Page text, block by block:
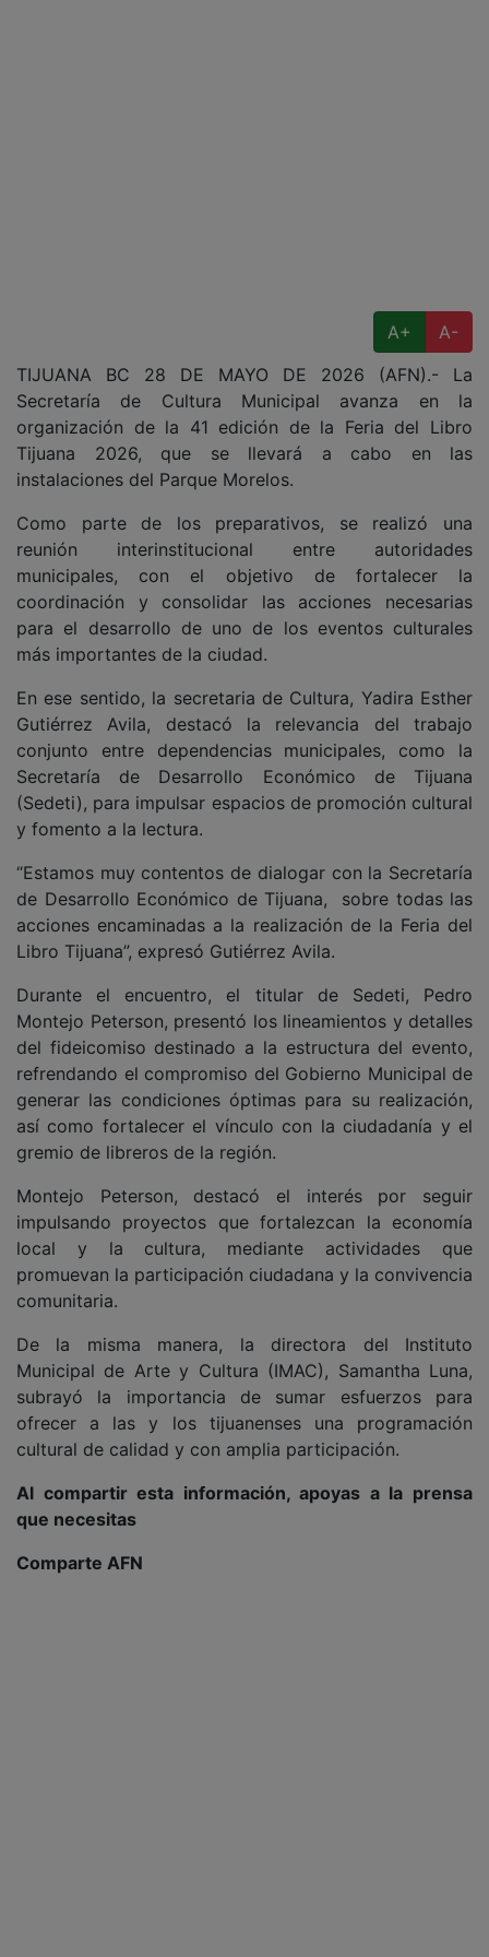
A+
A-
TIJUANA BC 28 DE MAYO DE 2026 (AFN).- La
Secretaría de Cultura Municipal avanza en la
organización de la 41 edición de la Feria del Libro
Tijuana 2026, que se llevará a cabo en las
instalaciones del Parque Morelos.
Como parte de los preparativos, se realizó una
reunión interinstitucional entre autoridades
municipales, con el objetivo de fortalecer la
coordinación y consolidar las acciones necesarias
para el desarrollo de uno de los eventos culturales
más importantes de la ciudad.
En ese sentido, la secretaria de Cultura, Yadira Esther
Gutiérrez Avila, destacó la relevancia del trabajo
conjunto entre dependencias municipales, como la
Secretaría de Desarrollo Económico de Tijuana
(Sedeti), para impulsar espacios de promoción cultural
y fomento a la lectura.
“Estamos muy contentos de dialogar con la Secretaría
de Desarrollo Económico de Tijuana, sobre todas las
acciones encaminadas a la realización de la Feria del
Libro Tijuana”, expresó Gutiérrez Avila.
Durante el encuentro, el titular de Sedeti, Pedro
Montejo Peterson, presentó los lineamientos y detalles
del fideicomiso destinado a la estructura del evento,
refrendando el compromiso del Gobierno Municipal de
generar las condiciones óptimas para su realización,
así como fortalecer el vínculo con la ciudadanía y el
gremio de libreros de la región.
Montejo Peterson, destacó el interés por seguir
impulsando proyectos que fortalezcan la economía
local y la cultura, mediante actividades que
promuevan la participación ciudadana y la convivencia
comunitaria.
De la misma manera, la directora del Instituto
Municipal de Arte y Cultura (IMAC), Samantha Luna,
subrayó la importancia de sumar esfuerzos para
ofrecer a las y los tijuanenses una programación
cultural de calidad y con amplia participación.
Al compartir esta información, apoyas a la prensa
que necesitas
Comparte AFN